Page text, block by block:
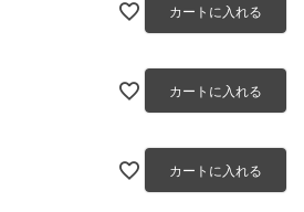
カートに入れる
カートに入れる
カートに入れる